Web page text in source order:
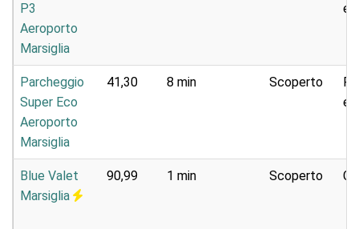
P3
Aeroporto
Marsiglia
e
Parcheggio
Super Eco
Aeroporto
Marsiglia
41,30 8 min Scoperto
e
Blue Valet
Marsiglia
90,99 1 min Scoperto